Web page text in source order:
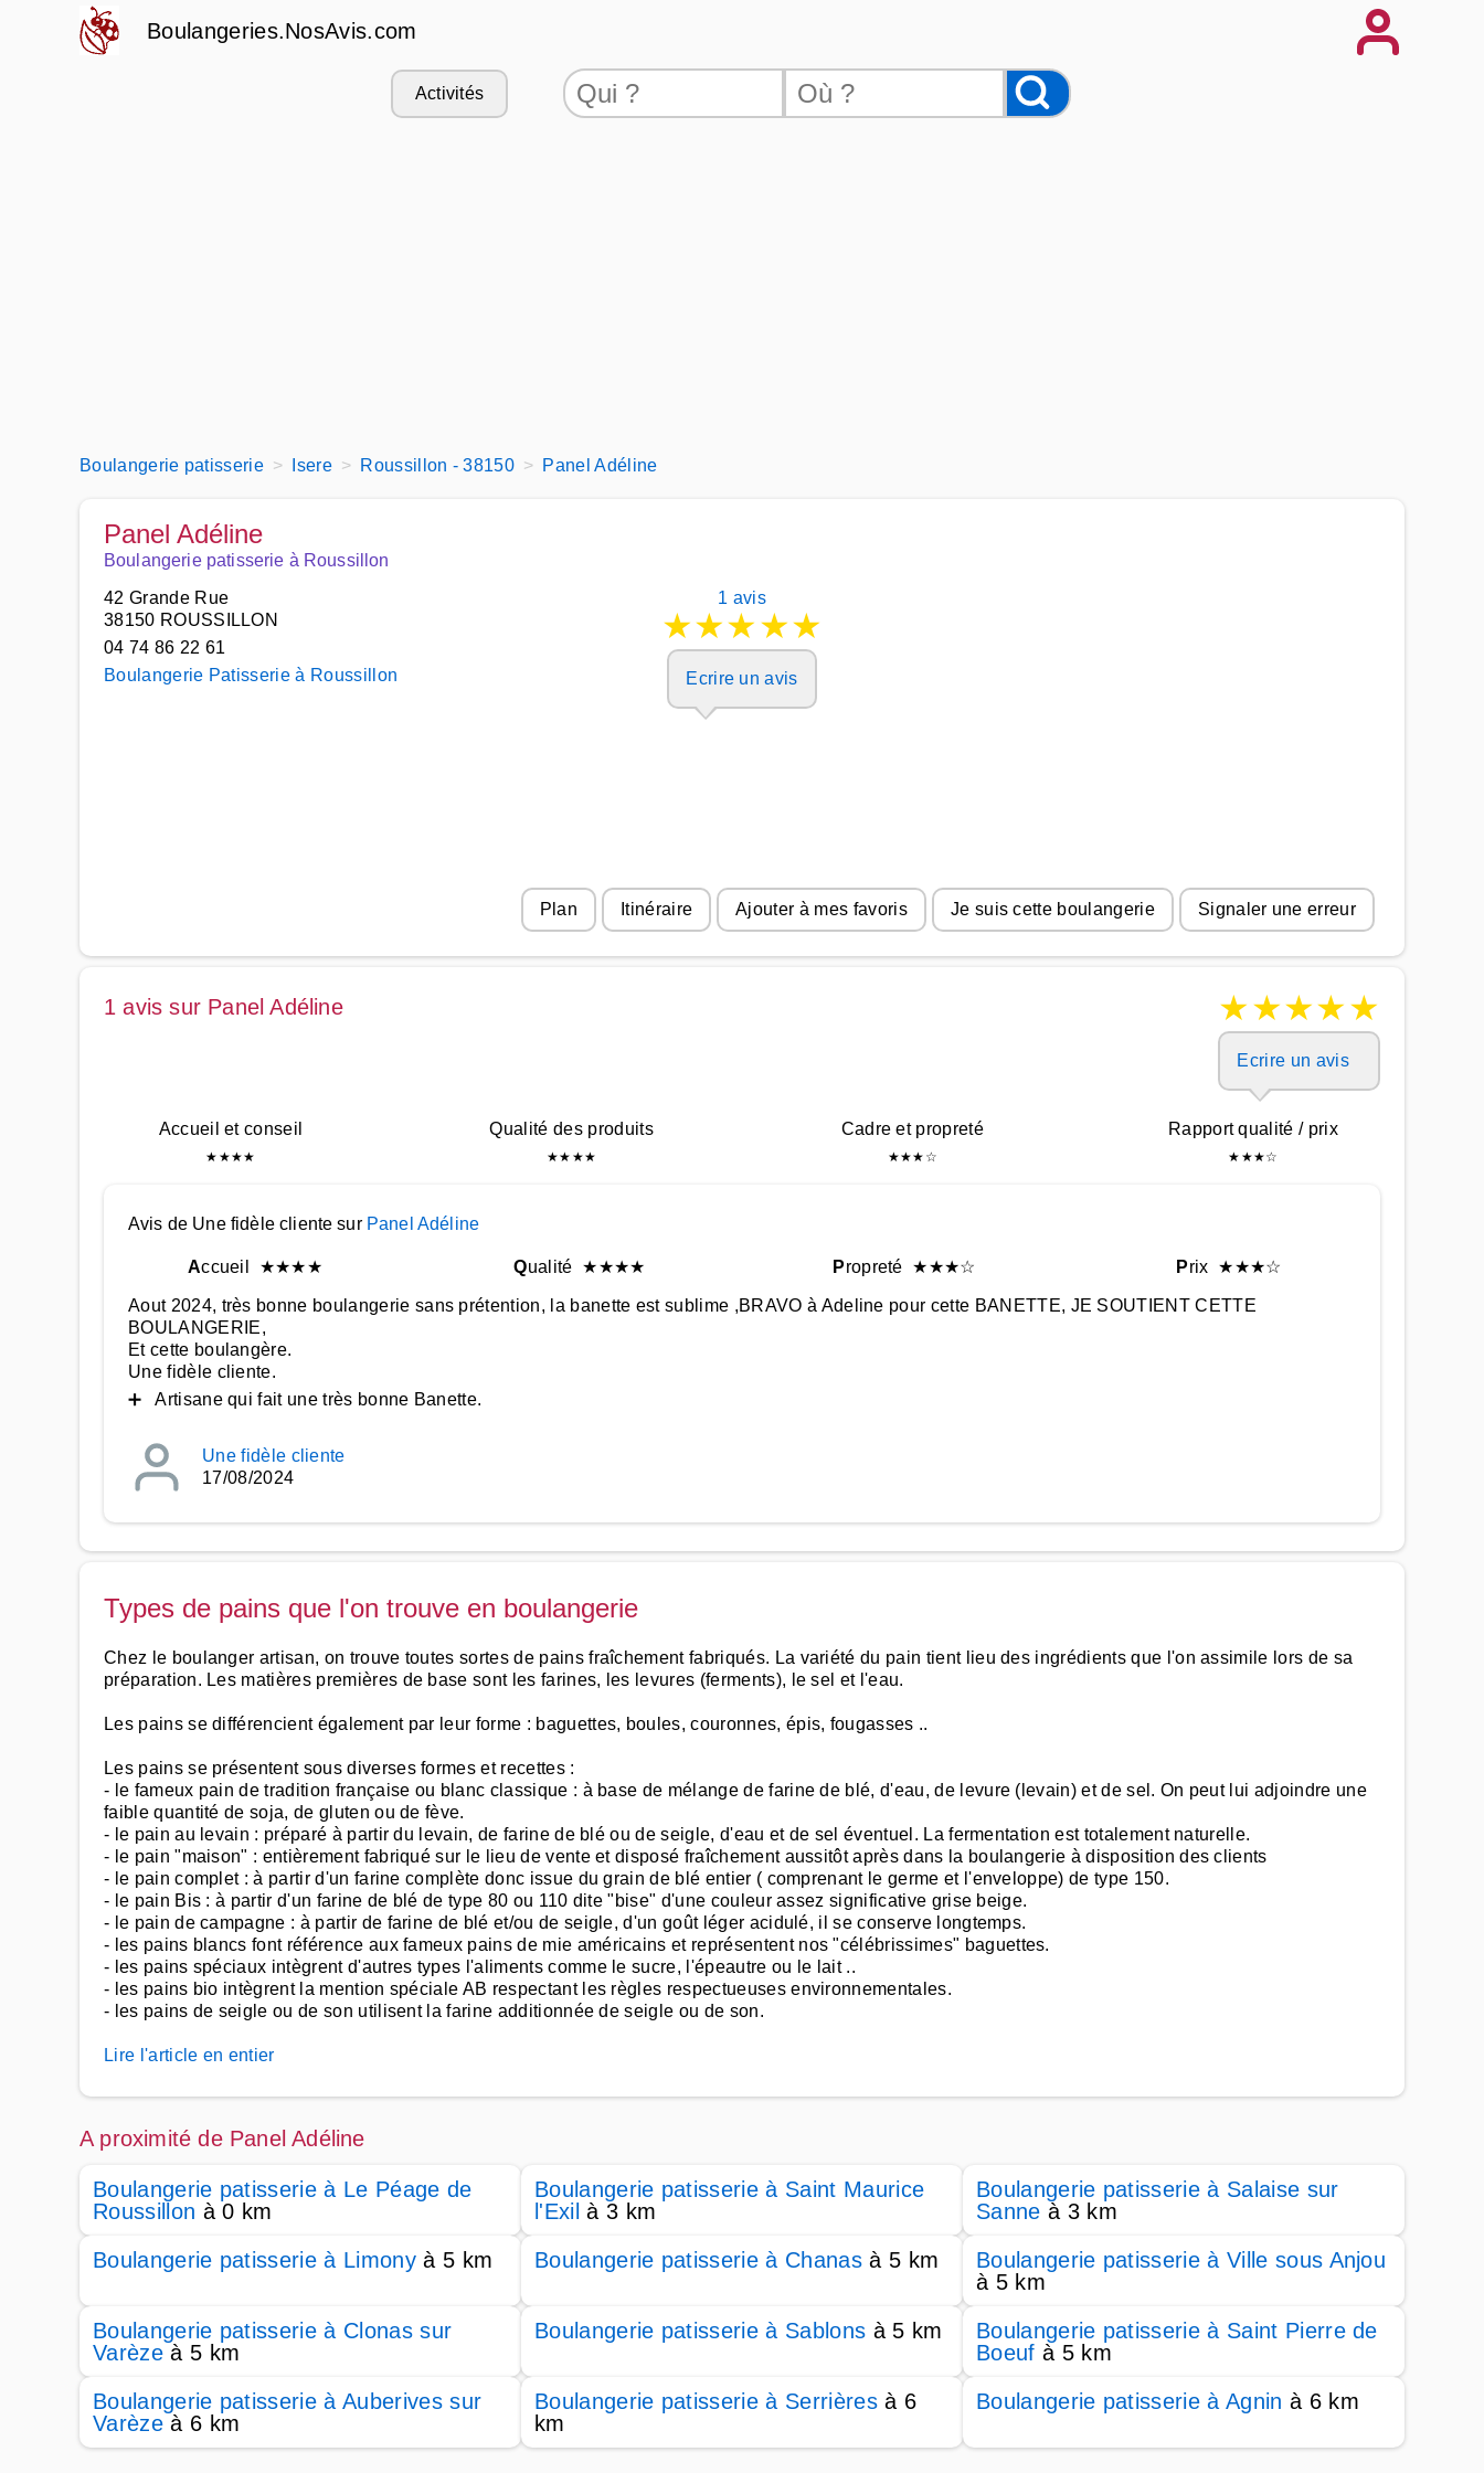
Boulangeries.NosAvis.com
Activités
Boulangerie patisserie Isere Roussillon - 38150 Panel Adéline
Panel Adéline
Boulangerie patisserie à Roussillon
42 Grande Rue
38150 ROUSSILLON
04 74 86 22 61
Boulangerie Patisserie à Roussillon
1 avis
★★★★★
Ecrire un avis
Plan Itinéraire Ajouter à mes favoris Je suis cette boulangerie Signaler une erreur
1 avis sur Panel Adéline ★★★★★
Ecrire un avis
Accueil et conseil
★ ★★★
Qualité des produits
★★ ★★
Cadre et propreté
★★★ ☆
Rapport qualité / prix
★ ★★☆
Avis de Une fidèle cliente sur Panel Adéline
Accueil ★★★★ Qualité ★★★★ Propreté ★★★☆ Prix ★★★☆
Aout 2024, très bonne boulangerie sans prétention, la banette est sublime ,BRAVO à Adeline pour cette BANETTE, JE SOUTIENT CETTE
BOULANGERIE,
Et cette boulangère.
Une fidèle cliente.
➕ Artisane qui fait une très bonne Banette.
Une fidèle cliente
17/08/2024
Types de pains que l'on trouve en boulangerie
Chez le boulanger artisan, on trouve toutes sortes de pains fraîchement fabriqués. La variété du pain tient lieu des ingrédients que l'on assimile lors de sa
préparation. Les matières premières de base sont les farines, les levures (ferments), le sel et l'eau.
Les pains se différencient également par leur forme : baguettes, boules, couronnes, épis, fougasses ..
Les pains se présentent sous diverses formes et recettes :
- le fameux pain de tradition française ou blanc classique : à base de mélange de farine de blé, d'eau, de levure (levain) et de sel. On peut lui adjoindre une
faible quantité de soja, de gluten ou de fève.
- le pain au levain : préparé à partir du levain, de farine de blé ou de seigle, d'eau et de sel éventuel. La fermentation est totalement naturelle.
- le pain "maison" : entièrement fabriqué sur le lieu de vente et disposé fraîchement aussitôt après dans la boulangerie à disposition des clients
- le pain complet : à partir d'un farine complète donc issue du grain de blé entier ( comprenant le germe et l'enveloppe) de type 150.
- le pain Bis : à partir d'un farine de blé de type 80 ou 110 dite "bise" d'une couleur assez significative grise beige.
- le pain de campagne : à partir de farine de blé et/ou de seigle, d'un goût léger acidulé, il se conserve longtemps.
- les pains blancs font référence aux fameux pains de mie américains et représentent nos "célébrissimes" baguettes.
- les pains spéciaux intègrent d'autres types l'aliments comme le sucre, l'épeautre ou le lait ..
- les pains bio intègrent la mention spéciale AB respectant les règles respectueuses environnementales.
- les pains de seigle ou de son utilisent la farine additionnée de seigle ou de son.
Lire l'article en entier
A proximité de Panel Adéline
Boulangerie patisserie à Le Péage de
Roussillon à 0 km
Boulangerie patisserie à Saint Maurice
l'Exil à 3 km
Boulangerie patisserie à Salaise sur
Sanne à 3 km
Boulangerie patisserie à Limonyà 5 km Boulangerie patisserie à Chanasà 5 km
Boulangerie patisserie à Ville sous Anjou
à 5 km
Boulangerie patisserie à Clonas sur
Varèzeà 5 km
Boulangerie patisserie à Sablons à 5 km
Boulangerie patisserie à Saint Pierre de
Boeuf à 5 km
Boulangerie patisserie à Auberives sur
Varèzeà 6 km
Boulangerie patisserie à Serrièresà 6
km
Boulangerie patisserie à Agnin à 6 km